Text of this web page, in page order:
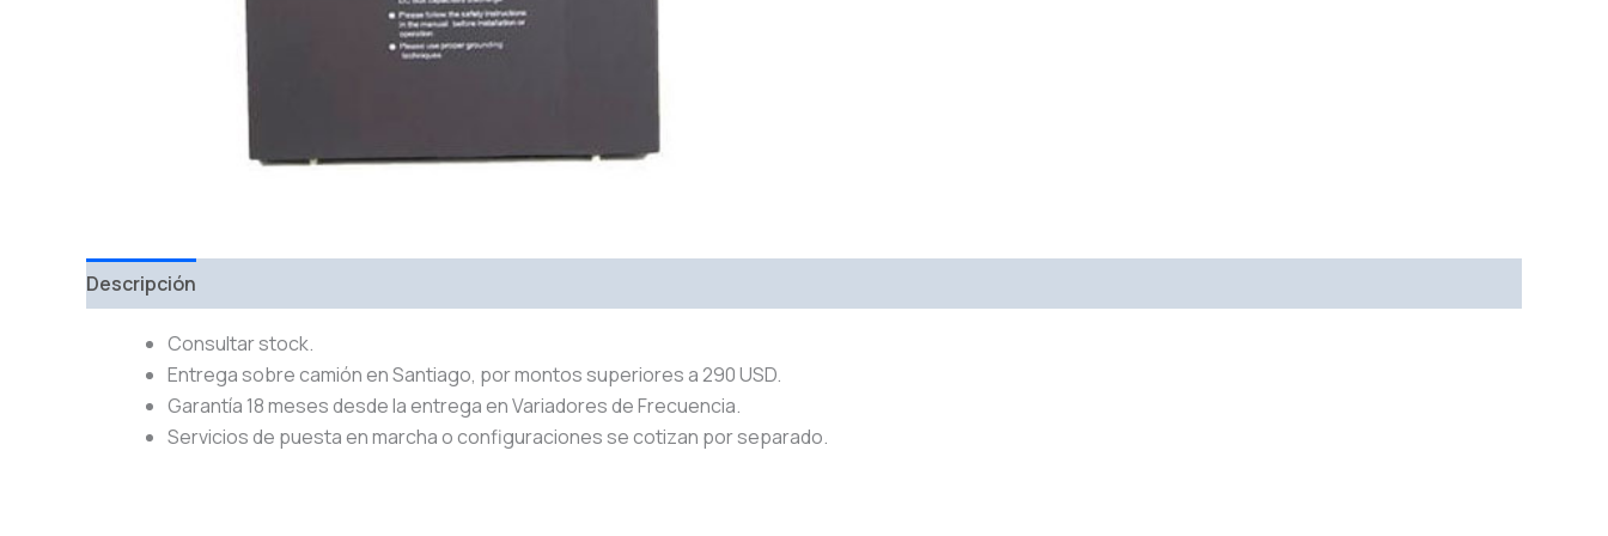
Descripción
Consultar stock.
Entrega sobre camión en Santiago, por montos superiores a 290 USD.
Garantía 18 meses desde la entrega en Variadores de Frecuencia.
Servicios de puesta en marcha o configuraciones se cotizan por separado.